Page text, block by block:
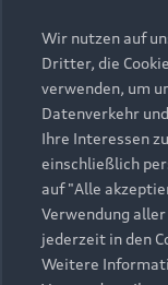
Alle Modelle
Modelle
Elektromodelle
Plug-in-Hybride
Kaufen &
Neuwagensuche
Gebrauchtwagen
Finanzierung
Service &
Saisonale
Audi Services
Garantie
Support
Kundenservice
Händlersuche
Über Audi
Wir nutzen auf
Dritter, die
verwenden, um
Datenverkehr
Ihre Interessen
einschließlich
auf "Alle
Verwendung
jederzeit in den
Weitere